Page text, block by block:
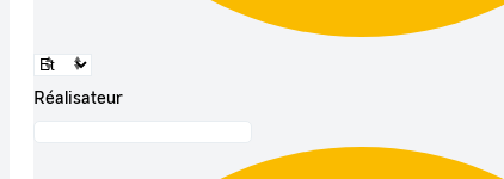
Réalisateur